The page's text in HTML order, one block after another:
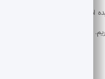
و آنها در جزیره تنها